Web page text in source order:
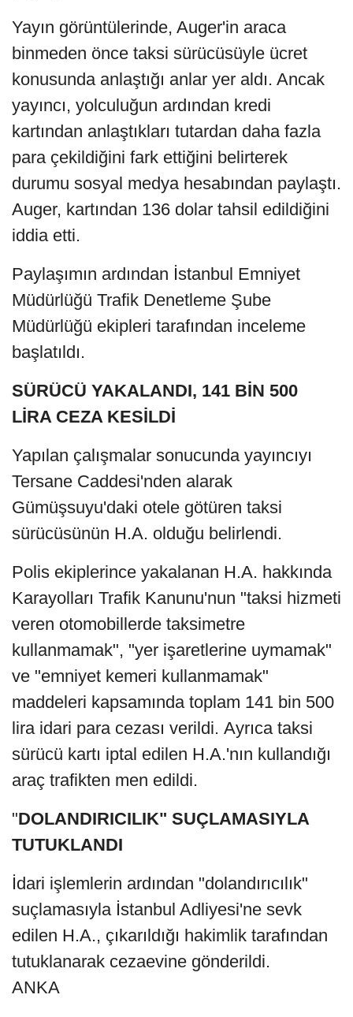
Yayın görüntülerinde, Auger'in araca
binmeden önce taksi sürücüsüyle ücret
konusunda anlaştığı anlar yer aldı. Ancak
yayıncı, yolculuğun ardından kredi
kartından anlaştıkları tutardan daha fazla
para çekildiğini fark ettiğini belirterek
durumu sosyal medya hesabından paylaştı.
Auger, kartından 136 dolar tahsil edildiğini
iddia etti.
Paylaşımın ardından İstanbul Emniyet
Müdürlüğü Trafik Denetleme Şube
Müdürlüğü ekipleri tarafından inceleme
başlatıldı.
SÜRÜCÜ YAKALANDI, 141 BİN 500
LİRA CEZA KESİLDİ
Yapılan çalışmalar sonucunda yayıncıyı
Tersane Caddesi'nden alarak
Gümüşsuyu'daki otele götüren taksi
sürücüsünün H.A. olduğu belirlendi.
Polis ekiplerince yakalanan H.A. hakkında
Karayolları Trafik Kanunu'nun "taksi hizmeti
veren otomobillerde taksimetre
kullanmamak", "yer işaretlerine uymamak"
ve "emniyet kemeri kullanmamak"
maddeleri kapsamında toplam 141 bin 500
lira idari para cezası verildi. Ayrıca taksi
sürücü kartı iptal edilen H.A.'nın kullandığı
araç trafikten men edildi.
"DOLANDIRICILIK" SUÇLAMASIYLA
TUTUKLANDI
İdari işlemlerin ardından "dolandırıcılık"
suçlamasıyla İstanbul Adliyesi'ne sevk
edilen H.A., çıkarıldığı hakimlik tarafından
tutuklanarak cezaevine gönderildi.
ANKA